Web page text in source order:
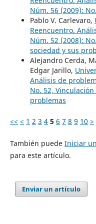
Núm. 56 (2009):
Pablo V. Carlevaro,
Reencuentro.
Núm. 52 (2008):
sociedad y sus
Alejandro Cerda,
Edgar Jarillo,
Análisis de
No. 52,
problemas
<< < 1 2 3 4 5 6 7 8 9 10 >
También puede Iniciar
para este artículo.
Enviar un artículo